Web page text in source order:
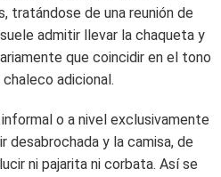
tratándose de una reunión de
suele admitir llevar la chaqueta y
que coincidir en el tono
adicional.
o a nivel exclusivamente
desabrochada y la camisa, de
ni pajarita ni corbata. Así se